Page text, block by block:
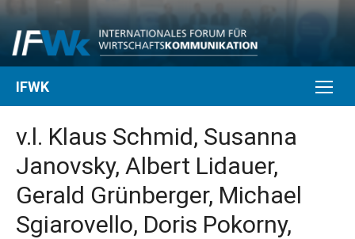
Skip
content
IFWK
v.l. Klaus Schmid, Susanna
Janovsky, Albert Lidauer,
Gerald Grünberger, Michael
Sgiarovello, Doris Pokorny,